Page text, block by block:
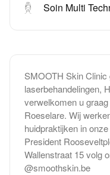
Soin Multi
SMOOTH Skin
laserbehandelingen,
verwelkomen u
Roeselare. Wij
huidpraktijken in
President
Wallenstraat 15 volg
@smoothskin.be